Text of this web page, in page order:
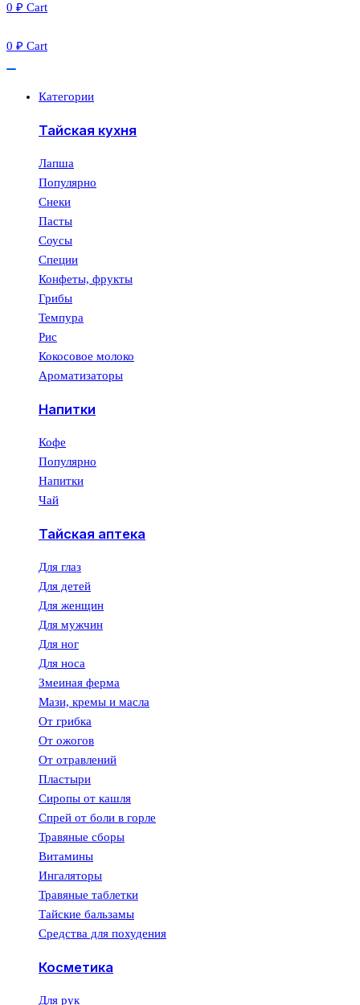
0 ₽ Cart
0 ₽ Cart
Категории
Тайская кухня
Лапша
Популярно
Снеки
Пасты
Соусы
Специи
Конфеты, фрукты
Грибы
Темпура
Рис
Кокосовое молоко
Ароматизаторы
Напитки
Кофе
Популярно
Напитки
Чай
Тайская аптека
Для глаз
Для детей
Для женщин
Для мужчин
Для ног
Для носа
Змеиная ферма
Мази, кремы и масла
От грибка
От ожогов
От отравлений
Пластыри
Сиропы от кашля
Спрей от боли в горле
Травяные сборы
Витамины
Ингаляторы
Травяные таблетки
Тайские бальзамы
Средства для похудения
Косметика
Для рук